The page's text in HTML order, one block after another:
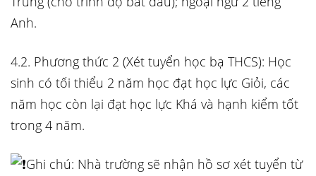
Anh.
4.2. Phương thức 2 (Xét tuyển học bạ THCS): Học
sinh có tối thiểu 2 năm học đạt học lực Giỏi, các
năm học còn lại đạt học lực Khá và hạnh kiểm tốt
trong 4 năm.
Ghi chú: Nhà trường sẽ nhận hồ sơ xét tuyển từ